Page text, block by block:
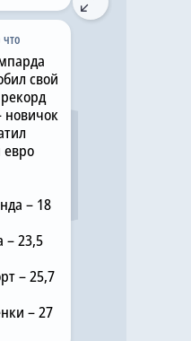
что
свой
новичок
евро
– 18
– 23,5
– 25,7
– 27